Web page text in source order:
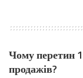
Чому перетин
продажів?